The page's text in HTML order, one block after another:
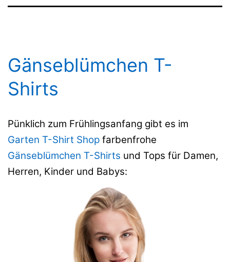
Gänseblümchen T-
Shirts
Pünklich zum Frühlingsanfang gibt es im
Garten T-Shirt Shop farbenfrohe
Gänseblümchen T-Shirts und Tops für Damen,
Herren, Kinder und Babys: